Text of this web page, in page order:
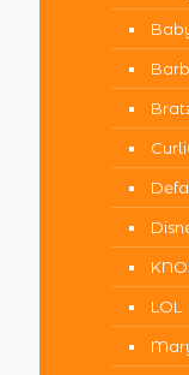
Defa
LOL